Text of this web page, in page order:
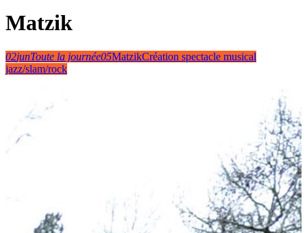
Matzik
02junToute la journée05MatzikCréation spectacle musical
jazz/slam/rock